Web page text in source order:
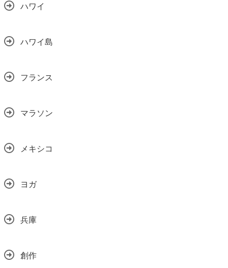
ハワイ
ハワイ島
フランス
マラソン
メキシコ
ヨガ
兵庫
創作